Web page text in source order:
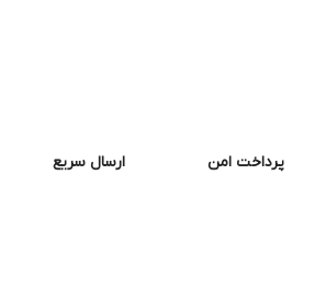
پرداخت امن ارسال سریع